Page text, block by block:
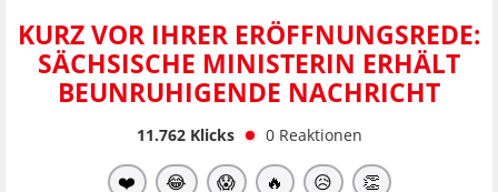
KURZ VOR IHRER ERÖFFNUNGSREDE:
SÄCHSISCHE MINISTERIN ERHÄLT
BEUNRUHIGENDE NACHRICHT
11.762Klicks 0 Reaktionen
❤️ 😂 😱 🔥 😥 👏